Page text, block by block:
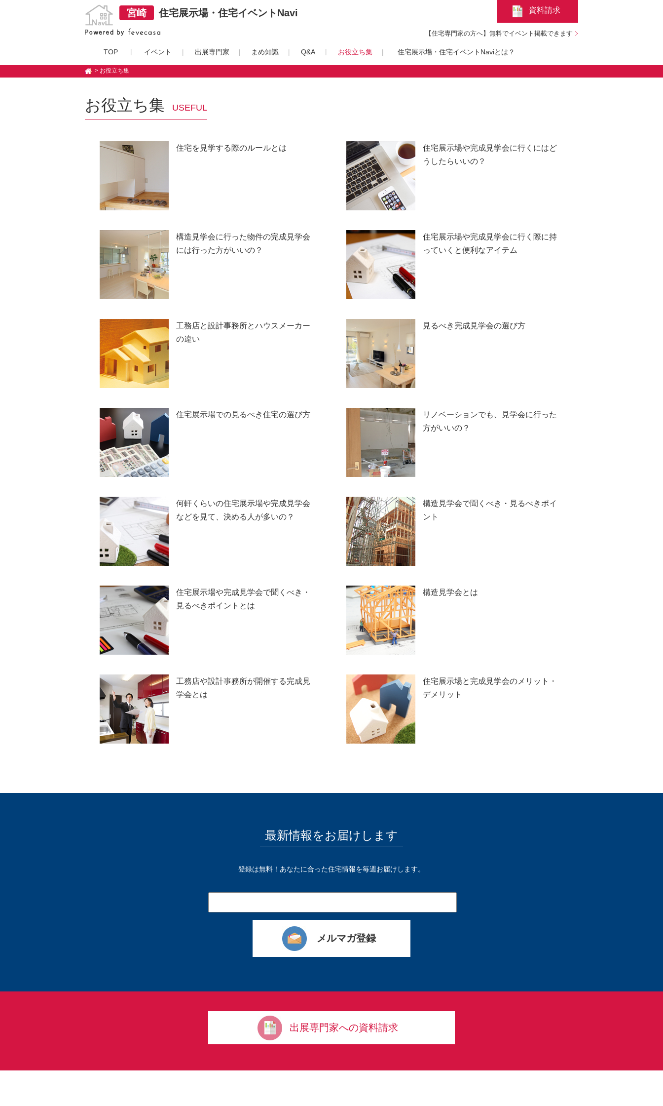
宮崎 住宅展示場・住宅イベントNavi 資料請求
【住宅専門家の方へ】無料でイベント掲載できます
TOP イベント 出展専門家 まめ知識 Q&A お役立ち集 住宅展示場・住宅イベントNaviとは？
> お役立ち集
お役立ち集 USEFUL
住宅を見学する際のルールとは
住宅展示場や完成見学会に行くにはど
うしたらいいの？
構造見学会に行った物件の完成見学会
には行った方がいいの？
住宅展示場や完成見学会に行く際に持
っていくと便利なアイテム
工務店と設計事務所とハウスメーカー
の違い
見るべき完成見学会の選び方
住宅展示場での見るべき住宅の選び方
リノベーションでも、見学会に行った
方がいいの？
何軒くらいの住宅展示場や完成見学会
などを見て、決める人が多いの？
構造見学会で聞くべき・見るべきポイ
ント
住宅展示場や完成見学会で聞くべき・
見るべきポイントとは
構造見学会とは
工務店や設計事務所が開催する完成見
学会とは
住宅展示場と完成見学会のメリット・
デメリット
最新情報をお届けします
登録は無料！あなたに合った住宅情報を毎週お届けします。
出展専門家への資料請求